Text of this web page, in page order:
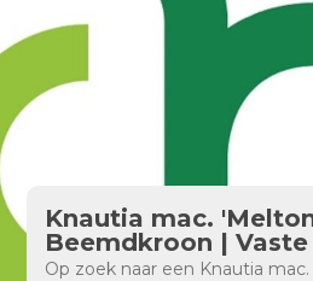
Knautia mac.
Beemdkroon |
Op zoek naar een Knautia